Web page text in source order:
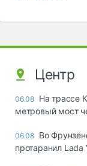
Центр
06.08 На трассе
метровый мост
06.08 Во
протаранил Lada